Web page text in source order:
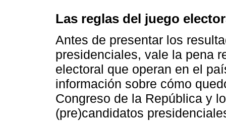
Las reglas del juego
Antes de presentar los
presidenciales, vale la pena
electoral que operan en el
información sobre cómo
Congreso de la República y
(pre)candidatos